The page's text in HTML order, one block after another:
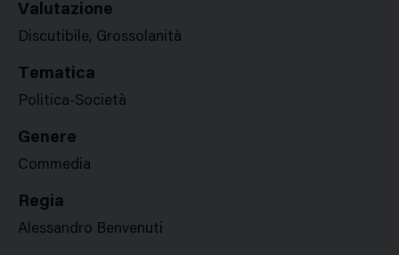
Valutazione
Discutibile, Grossolanità
Tematica
Politica-Società
Genere
Commedia
Regia
Alessandro Benvenuti